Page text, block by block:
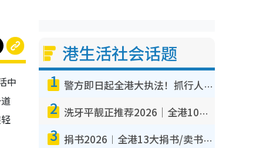
中
港生活社会话题
1 警方即日起全港大执法！抓行人乱过马路+司机不专注驾驶！乱过马路罚$2000
2 洗牙平靓正推荐2026｜全港10大牙科诊所/医院懒人包 夜诊至8点/镇静洁牙/医疗券适用
3 捐书2026︱全港13大捐书/卖书地点懒人包 二手课本最高$150＋旧书换免费咖啡/戏票